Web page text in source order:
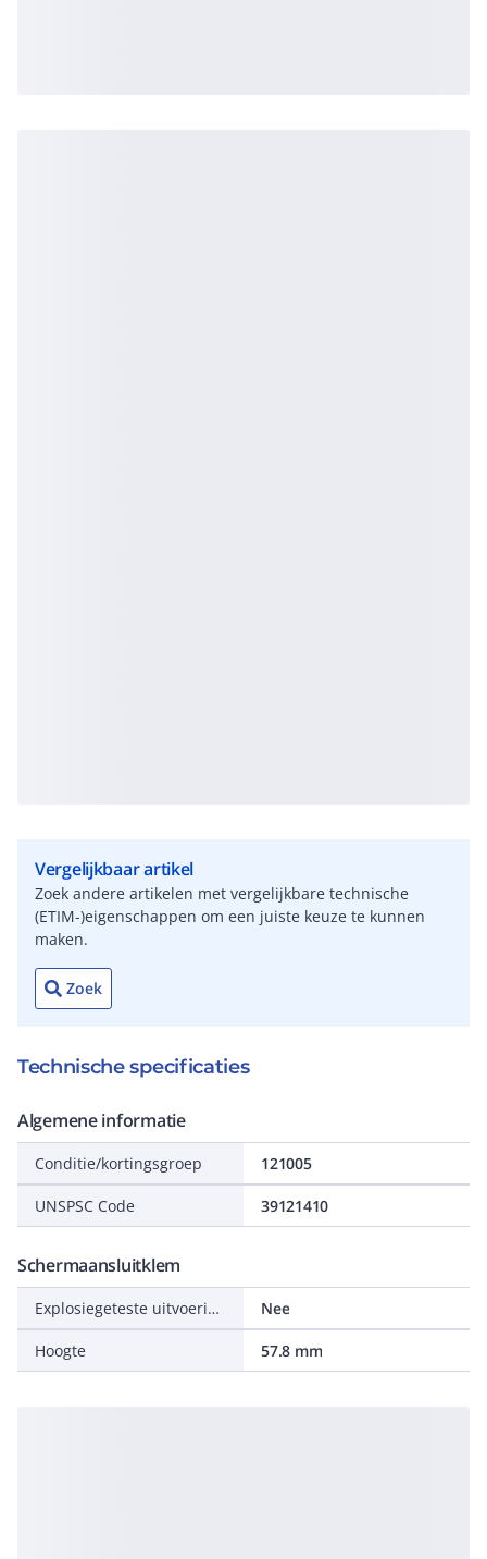
Vergelijkbaar artikel
Zoek andere artikelen met vergelijkbare technische
(ETIM-)eigenschappen om een juiste keuze te kunnen
maken.
Zoek
Technische specificaties
Algemene informatie
Conditie/kortingsgroep 121005
UNSPSC Code 39121410
Schermaansluitklem
Explosiegeteste uitvoering Ex-e Nee
Hoogte 57.8 mm